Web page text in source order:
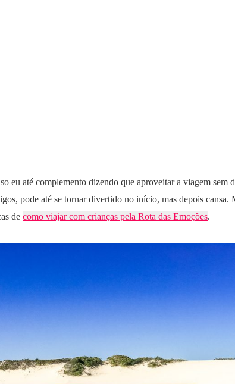
eu até complemento dizendo que aproveitar a viagem
pode até se tornar divertido no início, mas depois
de como viajar com crianças pela Rota das Emoções.